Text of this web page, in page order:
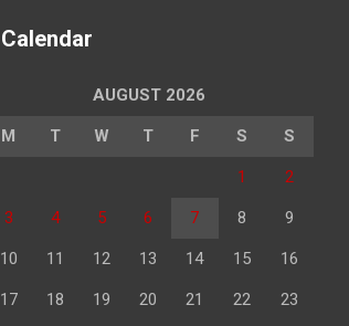
Calendar
AUGUST 2026
M T W T F S S
1 2
3 4 5 6 7 8 9
10 11 12 13 14 15 16
17 18 19 20 21 22 23